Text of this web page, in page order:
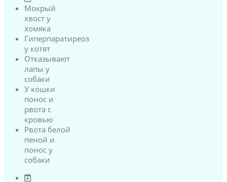
Мокрый
хвост у
хомяка
Гиперпаратиреоз
у котят
Отказывают
лапы у
собаки
У кошки
понос и
рвота с
кровью
Рвота белой
пеной и
понос у
собаки